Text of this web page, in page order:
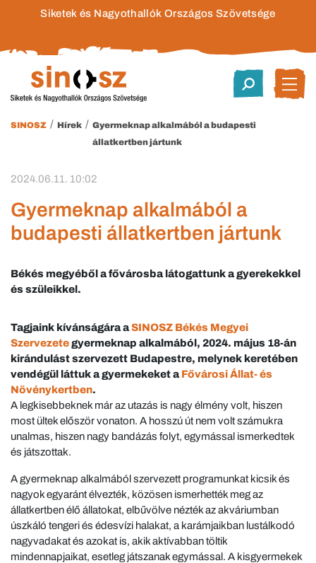
Siketek és Nagyothallók Országos Szövetsége
SINOSZ / Hírek / Gyermeknap alkalmából a budapesti
állatkertben jártunk
2024.06.11. 10:02
Gyermeknap alkalmából a
budapesti állatkertben jártunk
Békés megyéből a fővárosba látogattunk a gyerekekkel
és szüleikkel.
Tagjaink kívánságára aSINOSZ Békés Megyei
Szervezetegyermeknap alkalmából, 2024. május 18-án
kirándulást szervezett Budapestre, melynek keretében
vendégül láttuk a gyermekeket a Fővárosi Állat- és
Növénykertben.
A legkisebbeknek már az utazás is nagy élmény volt, hiszen
most ültek először vonaton. A hosszú út nem volt számukra
unalmas, hiszen nagy bandázás folyt, egymással ismerkedtek
és játszottak.
A gyermeknap alkalmából szervezett programunkat kicsik és
nagyok egyaránt élvezték, közösen ismerhették meg az
állatkertben élő állatokat, elbűvölve nézték az akváriumban
úszkáló tengeri és édesvízi halakat, a karámjaikban lustálkodó
nagyvadakat és azokat is, akik aktívabban töltik
mindennapjaikat, esetleg játszanak egymással. A kisgyermekek